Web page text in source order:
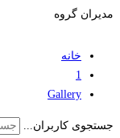
مدیران گروه
خانه
1
Gallery
جستجوی کاربران...